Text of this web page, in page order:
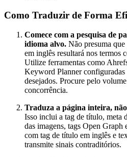
Como Traduzir de Forma
Comece com a pesquisa de
idioma alvo. Não presuma
em inglês resultará nos termos
Utilize ferramentas como
Keyword Planner configuradas
desejados. Procure pelo
concorrência.
Traduza a página inteira,
Isso inclui a tag de título, meta
das imagens, tags Open
com tag de título em inglês e
transmite sinais contraditórios.